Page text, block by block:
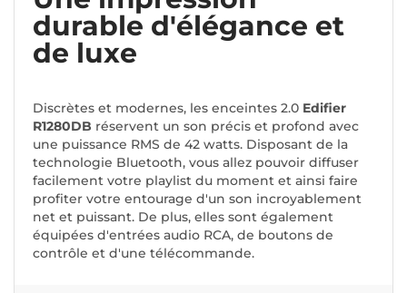
durable d'élégance et
de luxe
Discrètes et modernes, les enceintes 2.0 Edifier
R1280DB réservent un son précis et profond avec
une puissance RMS de 42 watts. Disposant de la
technologie Bluetooth, vous allez pouvoir diffuser
facilement votre playlist du moment et ainsi faire
profiter votre entourage d'un son incroyablement
net et puissant. De plus, elles sont également
équipées d'entrées audio RCA, de boutons de
contrôle et d'une télécommande.